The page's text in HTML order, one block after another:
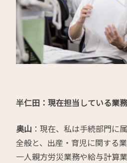
半仁田：現在担当している業
奥山 ：現在、私は手続部門に
全般と、出産・育児に関する
一人親方労災業務や給与計算